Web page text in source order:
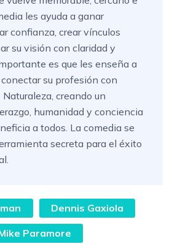
les ayuda a ganar
confianza, crear vínculos
su visión con claridad y
es que les enseña a
su profesión con
creando un
humanidad y conciencia
a todos. La comedia se
secreta para el éxito
Dennis Gaxiola
Paramore